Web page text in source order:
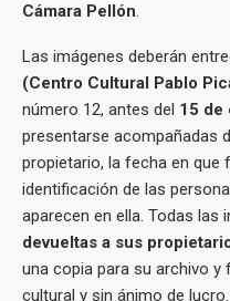
Cámara Pellón.
Las imágenes deberán
(Centro Cultural Pablo
número 12, antes del 15 de
presentarse acompañadas
propietario, la fecha en
identificación de las
aparecen en ella. Todas las
devueltas a sus
una copia para su archivo
cultural y sin ánimo de lucro.